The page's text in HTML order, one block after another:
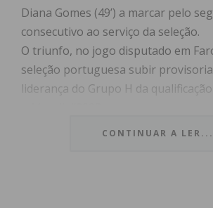
Diana Gomes (49’) a marcar pelo
consecutivo ao serviço da seleção.
O triunfo, no jogo disputado em
seleção portuguesa subir
liderança do Grupo H da
Com os três pontos somados,
CONTINUAR A LER...